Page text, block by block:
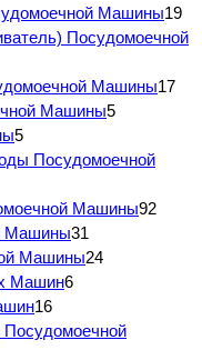
Машины19
Посудомоечной
Машины17
Машины5
5
Посудомоечной
Машины92
Машины31
Машины24
Машин6
16
Посудомоечной